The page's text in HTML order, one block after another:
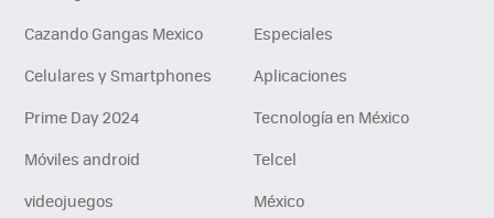
Cazando Gangas Mexico
Especiales
Celulares y Smartphones
Aplicaciones
Prime Day 2024
Tecnología en México
Móviles android
Telcel
videojuegos
México